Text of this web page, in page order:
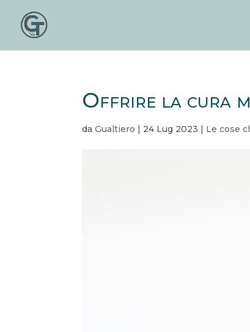
Offrire la cura
daGualtiero | 24 Lug 2023 | Le cose